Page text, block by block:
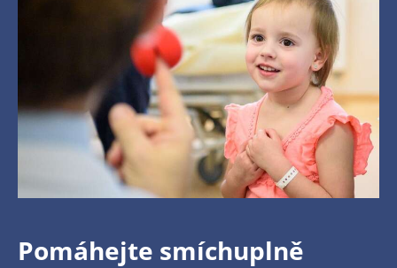
Pomáhejte smíchuplně